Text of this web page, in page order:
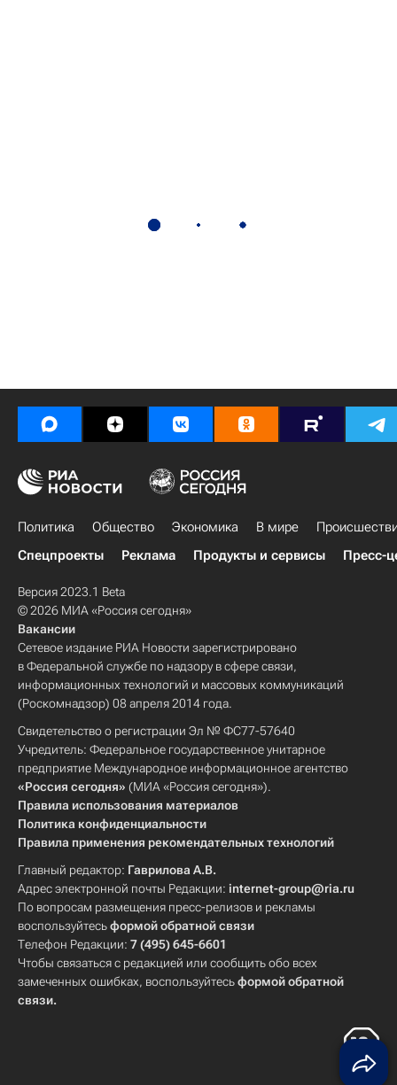
Политика Общество Экономика В мире
Спецпроекты
Реклама Продукты и сервисы Пресс-
Версия 2023.1 Beta
© 2026 МИА «Россия сегодня»
Вакансии
Сетевое издание РИА Новости зарегистрировано
в Федеральной службе по надзору в сфере связи,
информационных технологий и массовых коммуникаций
(Роскомнадзор) 08 апреля 2014 года.
Свидетельство о регистрации Эл № ФС77-57640
Учредитель: Федеральное государственное унитарное
предприятие Международное информационное агентство
«Россия сегодня» (МИА «Россия сегодня»).
Правила использования материалов
Политика конфиденциальности
Правила применения рекомендательных технологий
Главный редактор: Гаврилова А.В.
Адрес электронной почты Редакции: internet-group@ria.ru
По вопросам размещения пресс-релизов и рекламы
воспользуйтесьформой обратной связи
Телефон Редакции: 7 (495) 645-6601
Чтобы связаться с редакцией или сообщить обо всех
замеченных ошибках, воспользуйтесьформой обратной
связи.